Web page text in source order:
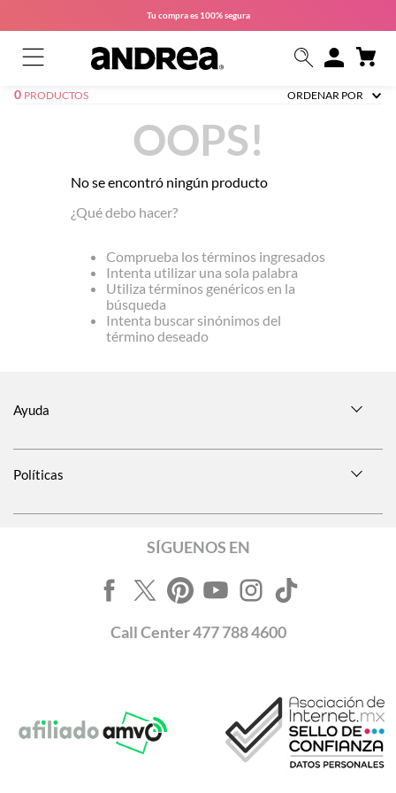
Tu compra es 100% segura
0 PRODUCTOS ORDENAR POR
OOPS!
No se encontró ningún producto
¿Qué debo hacer?
Comprueba los términos ingresados
Intenta utilizar una sola palabra
Utiliza términos genéricos en la
búsqueda
Intenta buscar sinónimos del
término deseado
Ayuda
Políticas
SÍGUENOS EN
CallCenter477 788 4600